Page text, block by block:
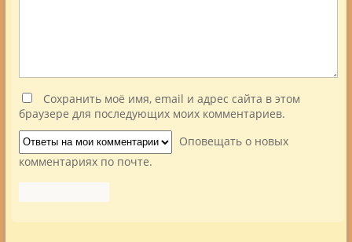
Сохранить моё имя, email и адрес сайта в этом
браузере для последующих моих комментариев.
Оповещать о новых
комментариях по почте.